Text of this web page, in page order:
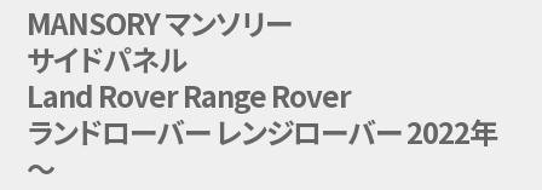
MANSORY マンソリー
サイドパネル
Land Rover Range Rover
ランドローバー レンジローバー 2022年
～